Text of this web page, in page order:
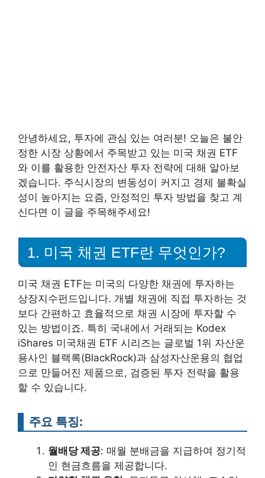
안녕하세요, 투자에 관심 있는 여러분! 오늘은 불안
정한 시장 상황에서 주목받고 있는 미국 채권 ETF
와 이를 활용한 안전자산 투자 전략에 대해 알아보
겠습니다. 주식시장의 변동성이 커지고 경제 불확실
성이 높아지는 요즘, 안정적인 투자 방법을 찾고 계
신다면 이 글을 주목해주세요!
1. 미국 채권 ETF란 무엇인가?
미국 채권 ETF는 미국의 다양한 채권에 투자하는
상장지수펀드입니다. 개별 채권에 직접 투자하는 것
보다 간편하고 효율적으로 채권 시장에 투자할 수
있는 방법이죠. 특히 국내에서 거래되는 Kodex
iShares 미국채권 ETF 시리즈는 글로벌 1위 자산운
용사인 블랙록(BlackRock)과 삼성자산운용의 협업
으로 만들어진 제품으로, 검증된 투자 전략을 활용
할 수 있습니다.
주요 특징:
월배당 제공: 매월 분배금을 지급하여 정기적
인 현금흐름을 제공합니다.